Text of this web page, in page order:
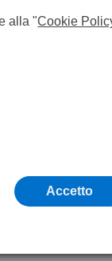
Lemo-1, 5 pin
alla "Cookie
Accetto